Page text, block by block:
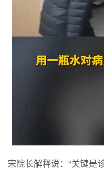
宋院长解释说：“关键是